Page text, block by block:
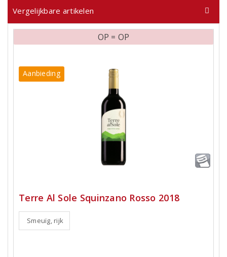
Vergelijkbare artikelen
OP = OP
Aanbieding
Terre Al Sole Squinzano Rosso 2018
Smeuïg, rijk